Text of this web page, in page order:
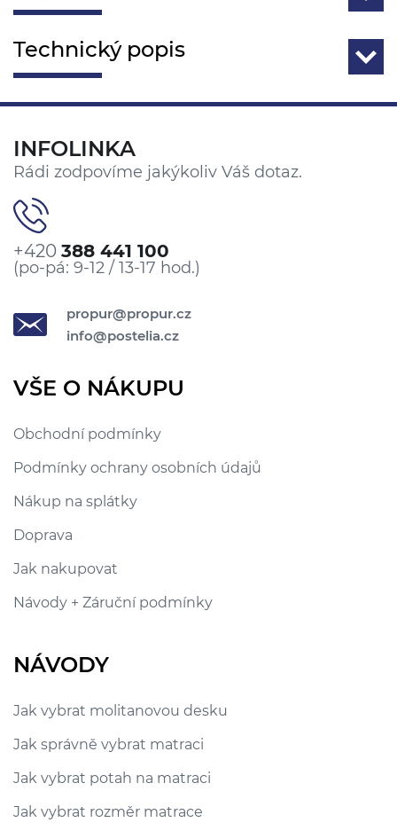
Technický popis
INFOLINKA
Rádi zodpovíme jakýkoliv Váš dotaz.
+420 388 441 100
(po-pá: 9-12 / 13-17 hod.)
propur@propur.cz
info@postelia.cz
VŠE O NÁKUPU
Obchodní podmínky
Podmínky ochrany osobních údajů
Nákup na splátky
Doprava
Jak nakupovat
Návody + Záruční podmínky
NÁVODY
Jak vybrat molitanovou desku
Jak správně vybrat matraci
Jak vybrat potah na matraci
Jak vybrat rozměr matrace